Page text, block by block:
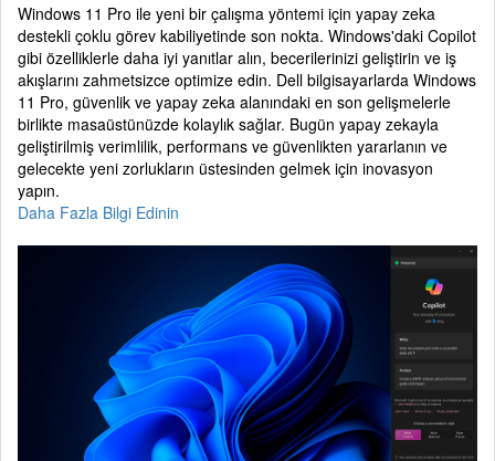
Windows 11 Pro ile yeni bir çalışma yöntemi için yapay zeka
destekli çoklu görev kabiliyetinde son nokta. Windows'daki Copilot
gibi özelliklerle daha iyi yanıtlar alın, becerilerinizi geliştirin ve iş
akışlarını zahmetsizce optimize edin. Dell bilgisayarlarda Windows
11 Pro, güvenlik ve yapay zeka alanındaki en son gelişmelerle
birlikte masaüstünüzde kolaylık sağlar. Bugün yapay zekayla
geliştirilmiş verimlilik, performans ve güvenlikten yararlanın ve
gelecekte yeni zorlukların üstesinden gelmek için inovasyon
yapın.
Daha Fazla Bilgi Edinin